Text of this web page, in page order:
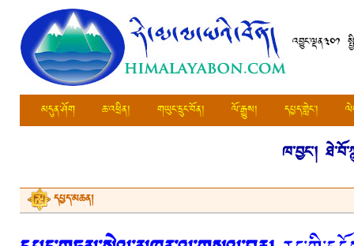
འབྱུང་ལྡན༣༠༡
མདུན་ཤོག ཆ་འཕྲིན། གཡུང་དྲུང་བོན། ལོ་རྒྱུས། དཔྱད་གླེང་།
ཁ་བྱང་།
དཔྱད་མཆན།